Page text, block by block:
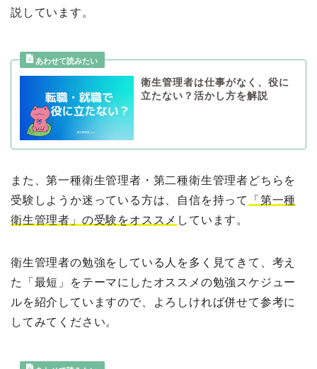
説しています。
衛生管理者は仕事がなく、役に
立たない？活かし方を解説
また、第一種衛生管理者・第二種衛生管理者どちらを
受験しようか迷っている方は、自信を持って
「第一種
衛生管理者」の受験をオススメ しています。
衛生管理者の勉強をしている人を多く見てきて、考え
た「最短」をテーマにしたオススメの勉強スケジュー
ルを紹介していますので、よろしければ併せて参考に
してみてください。